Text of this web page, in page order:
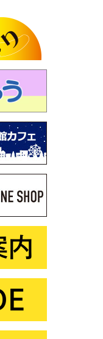
形にだまされる
ルナイト」
・冥王星ツア
タイム」
界」
」
を写してみよ
彗星を探査せ
偏光板」